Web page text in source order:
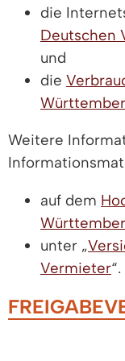
die
Deutschen
und
die
Weitere
auf dem
unter „
Vermieter“.